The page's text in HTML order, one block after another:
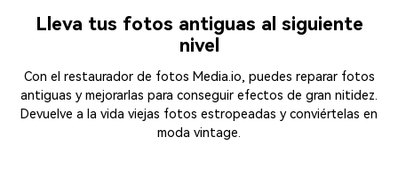
Lleva tus fotos antiguas al siguiente
nivel
Con el restaurador de fotos Media.io, puedes reparar fotos
antiguas y mejorarlas para conseguir efectos de gran nitidez.
Devuelve a la vida viejas fotos estropeadas y conviértelas en
moda vintage.